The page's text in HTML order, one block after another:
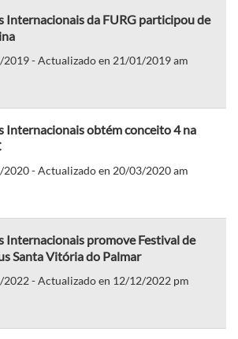
Internacionais da FURG participou de
- Actualizado en 21/01/2019 am
Internacionais obtém conceito 4 na
- Actualizado en 20/03/2020 am
Internacionais promove Festival de
Santa Vitória do Palmar
- Actualizado en 12/12/2022 pm